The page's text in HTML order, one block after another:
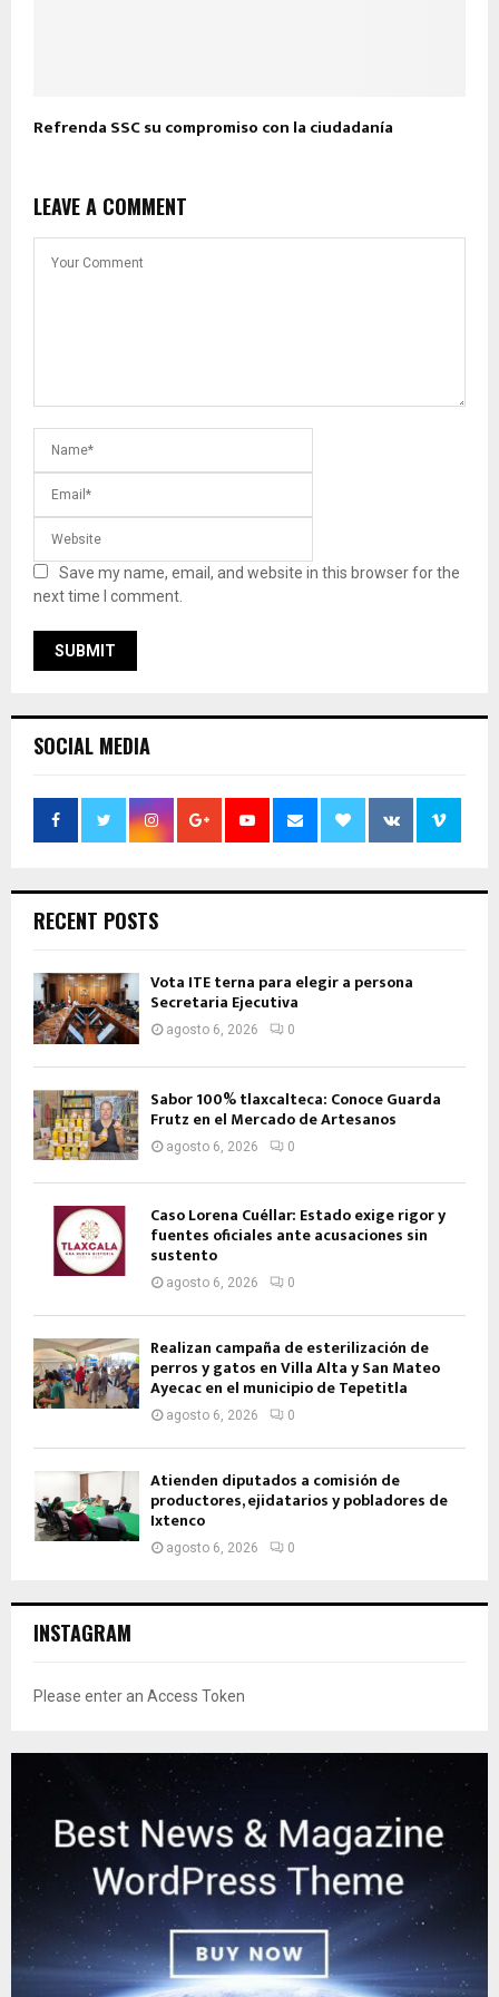
Refrenda SSC su compromiso con la ciudadanía
LEAVE A COMMENT
Save my name, email, and website in this browser for the
next time I comment.
SOCIAL MEDIA
RECENT POSTS
Vota ITE terna para elegir a persona
Secretaria Ejecutiva
agosto 6, 2026 0
Sabor 100% tlaxcalteca: Conoce Guarda
Frutz en el Mercado de Artesanos
agosto 6, 2026 0
Caso Lorena Cuéllar: Estado exige rigor y
fuentes oficiales ante acusaciones sin
sustento
agosto 6, 2026 0
Realizan campaña de esterilización de
perros y gatos en Villa Alta y San Mateo
Ayecac en el municipio de Tepetitla
agosto 6, 2026 0
Atienden diputados a comisión de
productores, ejidatarios y pobladores de
Ixtenco
agosto 6, 2026 0
INSTAGRAM
Please enter an Access Token